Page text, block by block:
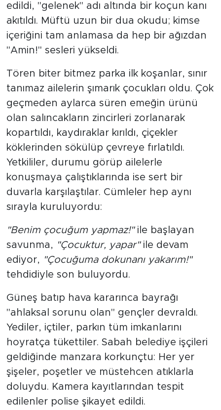
edildi, "gelenek" adı altında bir koçun kanı
akıtıldı. Müftü uzun bir dua okudu; kimse
içeriğini tam anlamasa da hep bir ağızdan
"Amin!" sesleri yükseldi.
Tören biter bitmez parka ilk koşanlar, sınır
tanımaz ailelerin şımarık çocukları oldu. Çok
geçmeden aylarca süren emeğin ürünü
olan salıncakların zincirleri zorlanarak
kopartıldı, kaydıraklar kırıldı, çiçekler
köklerinden sökülüp çevreye fırlatıldı.
Yetkililer, durumu görüp ailelerle
konuşmaya çalıştıklarında ise sert bir
duvarla karşılaştılar. Cümleler hep aynı
sırayla kuruluyordu:
"Benim çocuğum yapmaz!"ile başlayan
savunma, "Çocuktur, yapar"ile devam
ediyor, "Çocuğuma dokunanı yakarım!"
tehdidiyle son buluyordu.
Güneş batıp hava kararınca bayrağı
"ahlaksal sorunu olan" gençler devraldı.
Yediler, içtiler, parkın tüm imkanlarını
hoyratça tükettiler. Sabah belediye işçileri
geldiğinde manzara korkunçtu: Her yer
şişeler, poşetler ve müstehcen atıklarla
doluydu. Kamera kayıtlarından tespit
edilenler polise şikayet edildi.